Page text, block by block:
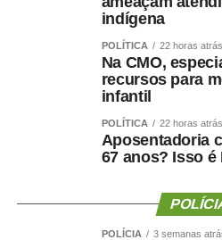
chamado será realocado
compareça em horário
eliminado do certame,
Os candidatos convocados
admissional no local de sua
laudo contenha a
Processo Seletivo
indígena
POLÍTICA 22 horas atrás
Na CMO,
recursos para
infantil
POLÍTICA 22 horas atrás
Aposentadoria
67 anos? Isso é
POLÍCIA 3 semanas